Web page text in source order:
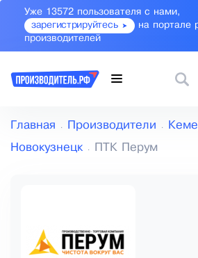
Уже 13572 пользователя с нами,
зарегистрируйтесь
на портале
производителей
Главная Производители
Новокузнецк ПТК Перум